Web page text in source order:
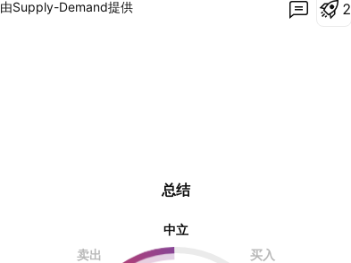
交易 W 序列，将在新的 D1 和 H4 SZ 做空，价格可能
由Supply-Demand提供 2
总结
中立
卖出
买入